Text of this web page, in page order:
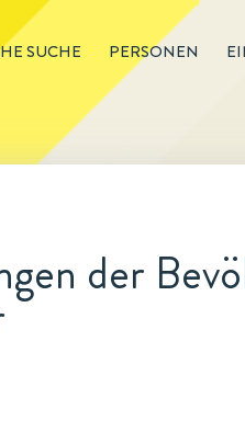
SUCHE PERSONEN
der